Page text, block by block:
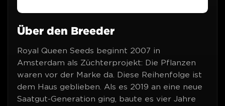
Über den Breeder
Royal Queen Seeds beginnt 2007 in
Amsterdam als Züchterprojekt: Die Pflanzen
waren vor der Marke da. Diese Reihenfolge ist
dem Haus geblieben. Als es 2019 an eine neue
Saatgut-Generation ging, baute es vier Jahre